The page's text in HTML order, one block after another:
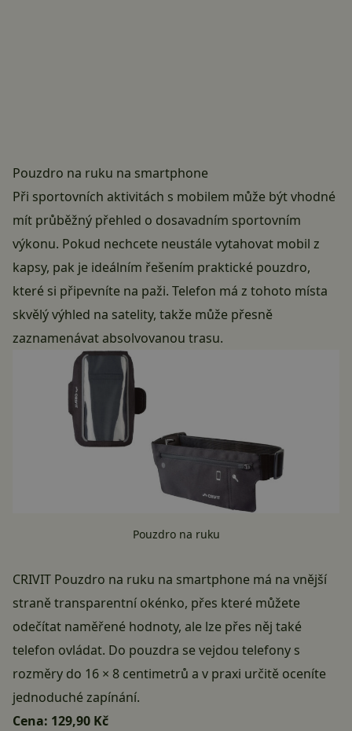
Pouzdro na ruku na smartphone
Při sportovních aktivitách s mobilem může být vhodné
mít průběžný přehled o dosavadním sportovním
výkonu. Pokud nechcete neustále vytahovat mobil z
kapsy, pak je ideálním řešením praktické pouzdro,
které si připevníte na paži. Telefon má z tohoto místa
skvělý výhled na satelity, takže může přesně
zaznamenávat absolvovanou trasu.
Pouzdro na ruku
CRIVIT Pouzdro na ruku na smartphone má na vnější
straně transparentní okénko, přes které můžete
odečítat naměřené hodnoty, ale lze přes něj také
telefon ovládat. Do pouzdra se vejdou telefony s
rozměry do 16 × 8 centimetrů a v praxi určitě oceníte
jednoduché zapínání.
Cena: 129,90 Kč